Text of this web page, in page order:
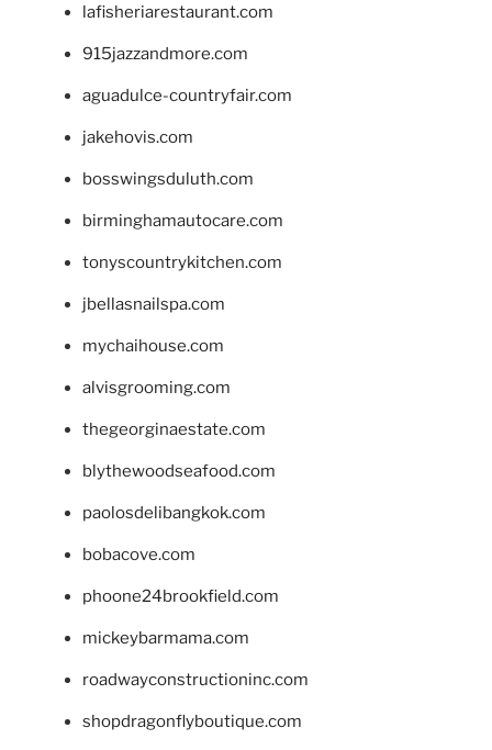
lafisheriarestaurant.com
915jazzandmore.com
aguadulce-countryfair.com
jakehovis.com
bosswingsduluth.com
birminghamautocare.com
tonyscountrykitchen.com
jbellasnailspa.com
mychaihouse.com
alvisgrooming.com
thegeorginaestate.com
blythewoodseafood.com
paolosdelibangkok.com
bobacove.com
phoone24brookfield.com
mickeybarmama.com
roadwayconstructioninc.com
shopdragonflyboutique.com